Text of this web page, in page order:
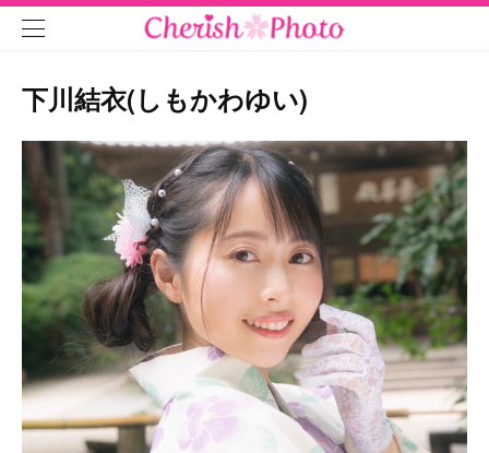
下川結衣(しもかわゆい)